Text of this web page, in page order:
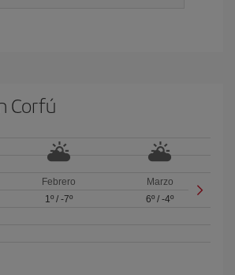
Corfú
Febrero
1º/ -7º
Marzo
6º /-4º